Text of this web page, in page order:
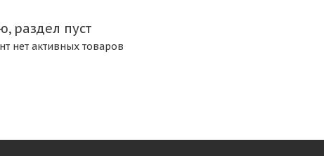
раздел пуст
нет активных товаров